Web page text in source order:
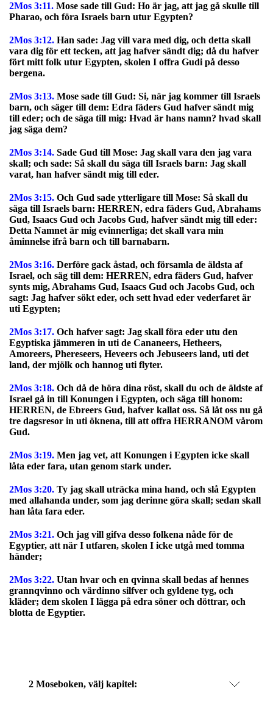
2Mos 3:11. Mose sade till Gud: Ho är jag, att jag gå skulle till
Pharao, och föra Israels barn utur Egypten?
2Mos 3:12. Han sade: Jag vill vara med dig, och detta skall
vara dig för ett tecken, att jag hafver sändt dig; då du hafver
fört mitt folk utur Egypten, skolen I offra Gudi på desso
bergena.
2Mos 3:13. Mose sade till Gud: Si, när jag kommer till Israels
barn, och säger till dem: Edra fäders Gud hafver sändt mig
till eder; och de säga till mig: Hvad är hans namn? hvad skall
jag säga dem?
2Mos 3:14. Sade Gud till Mose: Jag skall vara den jag vara
skall; och sade: Så skall du säga till Israels barn: Jag skall
varat, han hafver sändt mig till eder.
2Mos 3:15. Och Gud sade ytterligare till Mose: Så skall du
säga till Israels barn: HERREN, edra fäders Gud, Abrahams
Gud, Isaacs Gud och Jacobs Gud, hafver sändt mig till eder:
Detta Namnet är mig evinnerliga; det skall vara min
åminnelse ifrå barn och till barnabarn.
2Mos 3:16. Derföre gack åstad, och församla de äldsta af
Israel, och säg till dem: HERREN, edra fäders Gud, hafver
synts mig, Abrahams Gud, Isaacs Gud och Jacobs Gud, och
sagt: Jag hafver sökt eder, och sett hvad eder vederfaret är
uti Egypten;
2Mos 3:17. Och hafver sagt: Jag skall föra eder utu den
Egyptiska jämmeren in uti de Cananeers, Hetheers,
Amoreers, Phereseers, Heveers och Jebuseers land, uti det
land, der mjölk och hannog uti flyter.
2Mos 3:18. Och då de höra dina röst, skall du och de äldste af
Israel gå in till Konungen i Egypten, och säga till honom:
HERREN, de Ebreers Gud, hafver kallat oss. Så låt oss nu gå
tre dagsresor in uti öknena, till att offra HERRANOM vårom
Gud.
2Mos 3:19. Men jag vet, att Konungen i Egypten icke skall
låta eder fara, utan genom stark under.
2Mos 3:20. Ty jag skall uträcka mina hand, och slå Egypten
med allahanda under, som jag derinne göra skall; sedan skall
han låta fara eder.
2Mos 3:21. Och jag vill gifva desso folkena nåde för de
Egyptier, att när I utfaren, skolen I icke utgå med tomma
händer;
2Mos 3:22. Utan hvar och en qvinna skall bedas af hennes
grannqvinno och värdinno silfver och gyldene tyg, och
kläder; dem skolen I lägga på edra söner och döttrar, och
blotta de Egyptier.
2 Moseboken, välj kapitel: